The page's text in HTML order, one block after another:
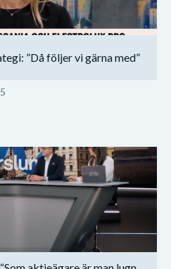
”Då följer vi gärna med”